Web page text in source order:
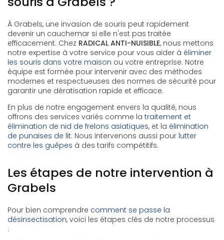
À Grabels, une invasion de souris peut rapidement
devenir un cauchemar si elle n'est pas traitée
efficacement. Chez RADICAL ANTI-NUISIBLE, nous mettons
notre expertise à votre service pour vous aider à éliminer
les souris dans votre maison ou votre entreprise. Notre
équipe est formée pour intervenir avec des méthodes
modernes et respectueuses des normes de sécurité pour
garantir une dératisation rapide et efficace.
En plus de notre engagement envers la qualité, nous
offrons des services variés comme la traitement et
élimination de nid de frelons asiatiques, et la élimination
de punaises de lit. Nous intervenons aussi pour lutter
contre les guêpes à des tarifs compétitifs.
Les étapes de notre intervention à
Grabels
Pour bien comprendre comment se passe la
désinsectisation, voici les étapes clés de notre processus
: